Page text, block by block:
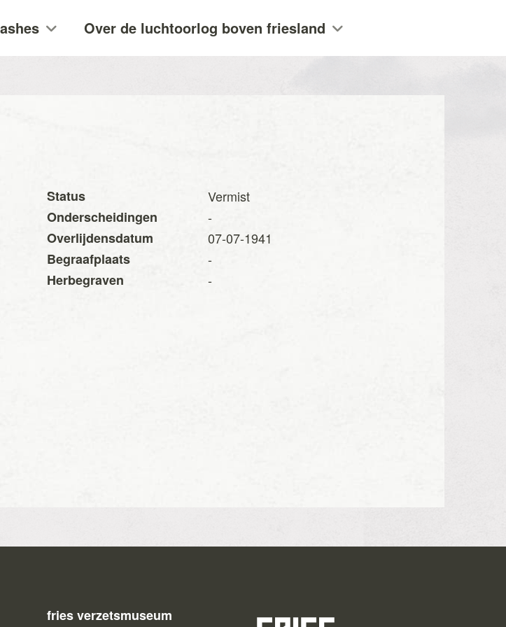
Over de luchtoorlog boven friesland
Status
Vermist
Onderscheidingen
-
Overlijdensdatum
07-07-1941
Begraafplaats
-
Herbegraven
-
fries verzetsmuseum